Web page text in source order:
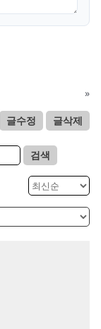
»
글수정 글삭제
검색